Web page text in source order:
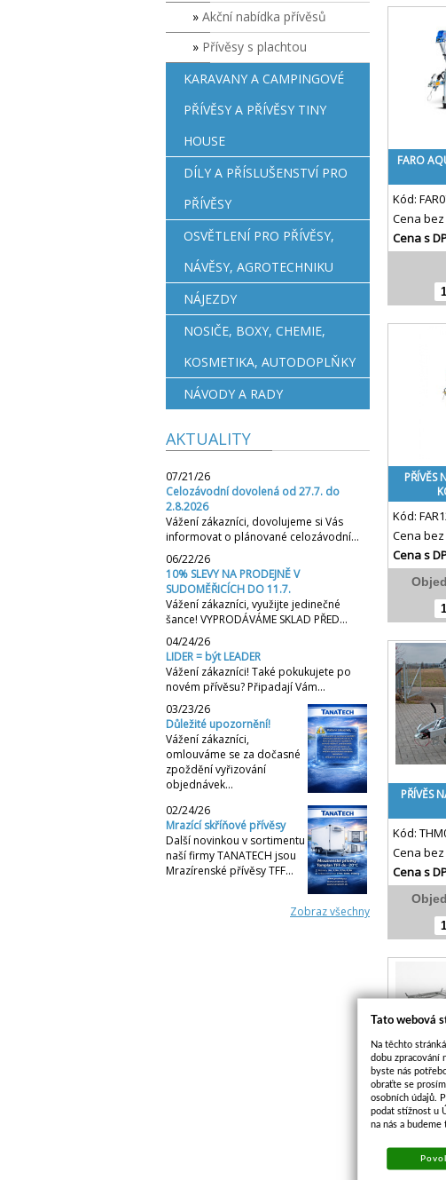
Akční nabídka přívěsů
Přívěsy s plachtou
KARAVANY A CAMPINGOVÉ
PŘÍVĚSY A PŘÍVĚSY TINY
HOUSE
DÍLY A PŘÍSLUŠENSTVÍ PRO
PŘÍVĚSY
OSVĚTLENÍ PRO PŘÍVĚSY,
NÁVĚSY, AGROTECHNIKU
NÁJEZDY
NOSIČE, BOXY, CHEMIE,
KOSMETIKA, AUTODOPLŇKY
NÁVODY A RADY
AKTUALITY
07/21/26
Celozávodní dovolená od 27.7. do
2.8.2026
Vážení zákazníci, dovolujeme si Vás
informovat o plánované celozávodní…
06/22/26
10% SLEVY NA PRODEJNĚ V
SUDOMĚŘICÍCH DO 11.7.
Vážení zákazníci, využijte jedinečné
šance! VYPRODÁVÁME SKLAD PŘED…
04/24/26
LIDER = být LEADER
Vážení zákazníci! Také pokukujete po
novém přívěsu? Připadají Vám…
03/23/26
Důležité upozornění!
Vážení zákazníci,
omlouváme se za dočasné
zpoždění vyřizování
objednávek…
02/24/26
Mrazící skříňové přívěsy
Další novinkou v sortimentu
naší firmy TANATECH jsou
Mrazírenské přívěsy TFF…
Zobraz všechny
FARO
Kód:
Cena bez
Cena s
PŘÍVĚS
Kód:
Cena bez
Cena s
PŘÍVĚS
Kód:
Cena bez
Cena s
PŘÍVĚS
Kód:
Cena
Tato webová
Na těchto
dobu zpracování
byste nás
obraťte se
osobních údajů.
podat stížnost u
na nás a